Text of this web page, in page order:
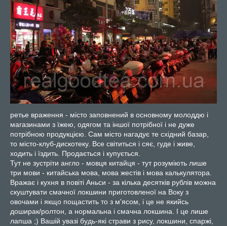
ретье враження - місто заповнений в основному молоддю і
магазинами з їжею, одягом та іншої потрібної і не дуже
потрібною продукцією. Сам місто нагадує те східний базар,
то місто-клуб-дискотеку. Все світиться і сяє, гуде і живе,
ходить і їздить. Продається і купується.
Тут не зустріти англо - мовця китайця - тут розуміють лише
три мови - китайська мова, мова жестів і мова калькулятора.
Вражає і кухня в повіті Аньси - за кілька десятків рублів можна
скуштувати смачної локшини приготовленої на Воку з
овочами і якщо пощастить то з м'ясом, і це не якийсь
доширак/ролтон, а нормальна і смачна локшина. І це лише
лапша ;) Вашій увазі будь-які страви з рису, локшини, спаржі,